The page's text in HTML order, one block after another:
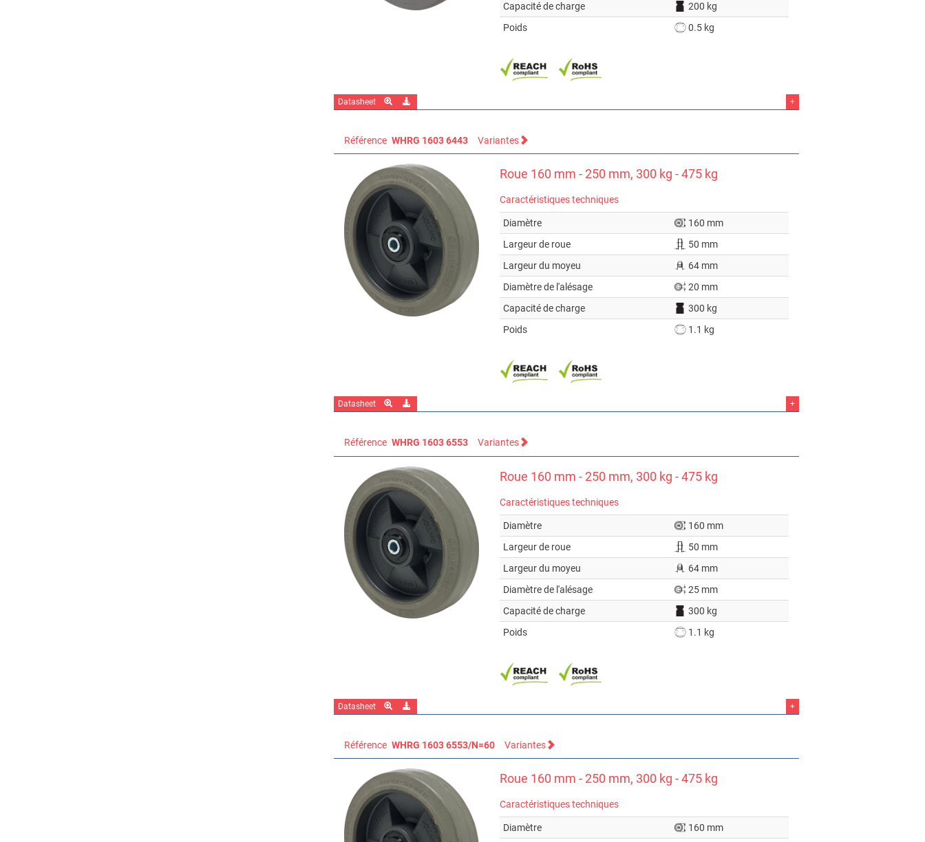
Datasheet
Capacité de charge
200 kg
Poids
0.5 kg
+
Référence WHRG 1603 6443 Variantes
Datasheet
Roue 160 mm - 250 mm, 300 kg - 475 kg
Caractéristiques techniques
Diamètre
160 mm
Largeur de roue
50 mm
Largeur du moyeu
64 mm
Diamètre de l'alésage
20 mm
Capacité de charge
300 kg
Poids
1.1 kg
+
Référence WHRG 1603 6553 Variantes
Datasheet
Roue 160 mm - 250 mm, 300 kg - 475 kg
Caractéristiques techniques
Diamètre
160 mm
Largeur de roue
50 mm
Largeur du moyeu
64 mm
Diamètre de l'alésage
25 mm
Capacité de charge
300 kg
Poids
1.1 kg
+
Référence WHRG 1603 6553/N=60 Variantes
Roue 160 mm - 250 mm, 300 kg - 475 kg
Caractéristiques techniques
Diamètre 160 mm